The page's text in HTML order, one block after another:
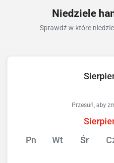
Niedziele
Sprawdź w które
Przesuń, aby
Pn
Wt Śr